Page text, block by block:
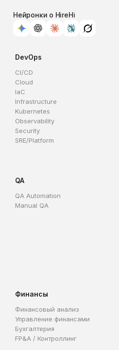
Нейронки о HireHi
DevOps
CI/CD
Cloud
IaC
Infrastructure
Kubernetes
Observability
Security
SRE/Platform
QA
QA Automation
Manual QA
Финансы
Финансовый анализ
Управление финансами
Бухгалтерия
FP&A / Контроллинг